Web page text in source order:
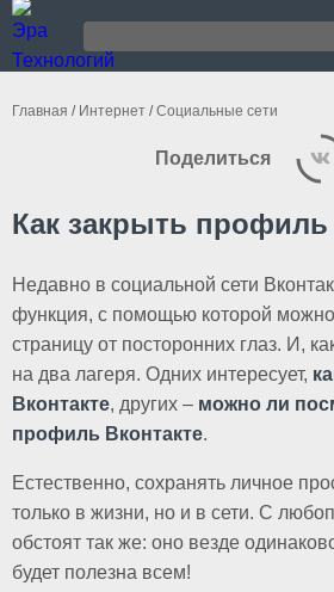
Главная / Интернет /Социальные сети
Как закрыть профиль
Недавно в социальной сети
функция, с помощью которой
страницу от посторонних глаз. И,
на два лагеря. Одних интересует,
Вконтакте, других – можно ли
профиль Вконтакте.
Естественно, сохранять личное
только в жизни, но и в сети. С
обстоят так же: оно везде
будет полезна всем!
Поделиться